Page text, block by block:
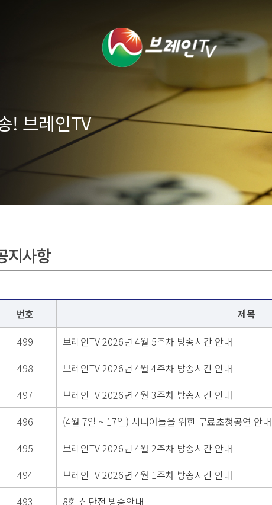
! 브레인TV
지사항
번호 제목
499
브레인TV 2026년 4월 5주차 방송시간 안내
498
브레인TV 2026년 4월 4주차 방송시간 안내
497
브레인TV 2026년 4월 3주차 방송시간 안내
496
(4월 7일 ~ 17일) 시니어들을 위한 무료초청공연 안내
495
브레인TV 2026년 4월 2주차 방송시간 안내
494
브레인TV 2026년 4월 1주차 방송시간 안내
493
8회 십단전 방송안내